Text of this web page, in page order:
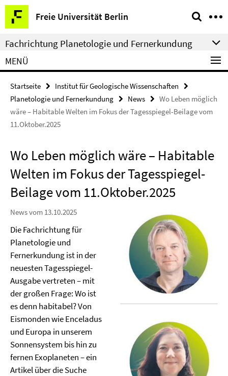
Springe
direkt
zu
Inhalt
Freie Universität Berlin
Service-
Navigation
Fachrichtung Planetologie und Fernerkundung
MENÜ
Startseite
Institut für Geologische Wissenschaften
Planetologie und Fernerkundung
News
Wo Leben möglich
wäre – Habitable Welten im Fokus der Tagesspiegel-Beilage vom
11.Oktober.2025
Wo Leben möglich wäre – Habitable
Welten im Fokus der Tagesspiegel-
Beilage vom 11.Oktober.2025
News vom 13.10.2025
Die Fachrichtung für
Planetologie und
Fernerkundung ist in der
neuesten Tagesspiegel-
Ausgabe vertreten – mit
der großen Frage: Wo ist
es denn habitabel? Von
Eismonden wie Enceladus
und Europa in unserem
Sonnensystem bis hin zu
fernen Exoplaneten – ein
Artikel über die Suche